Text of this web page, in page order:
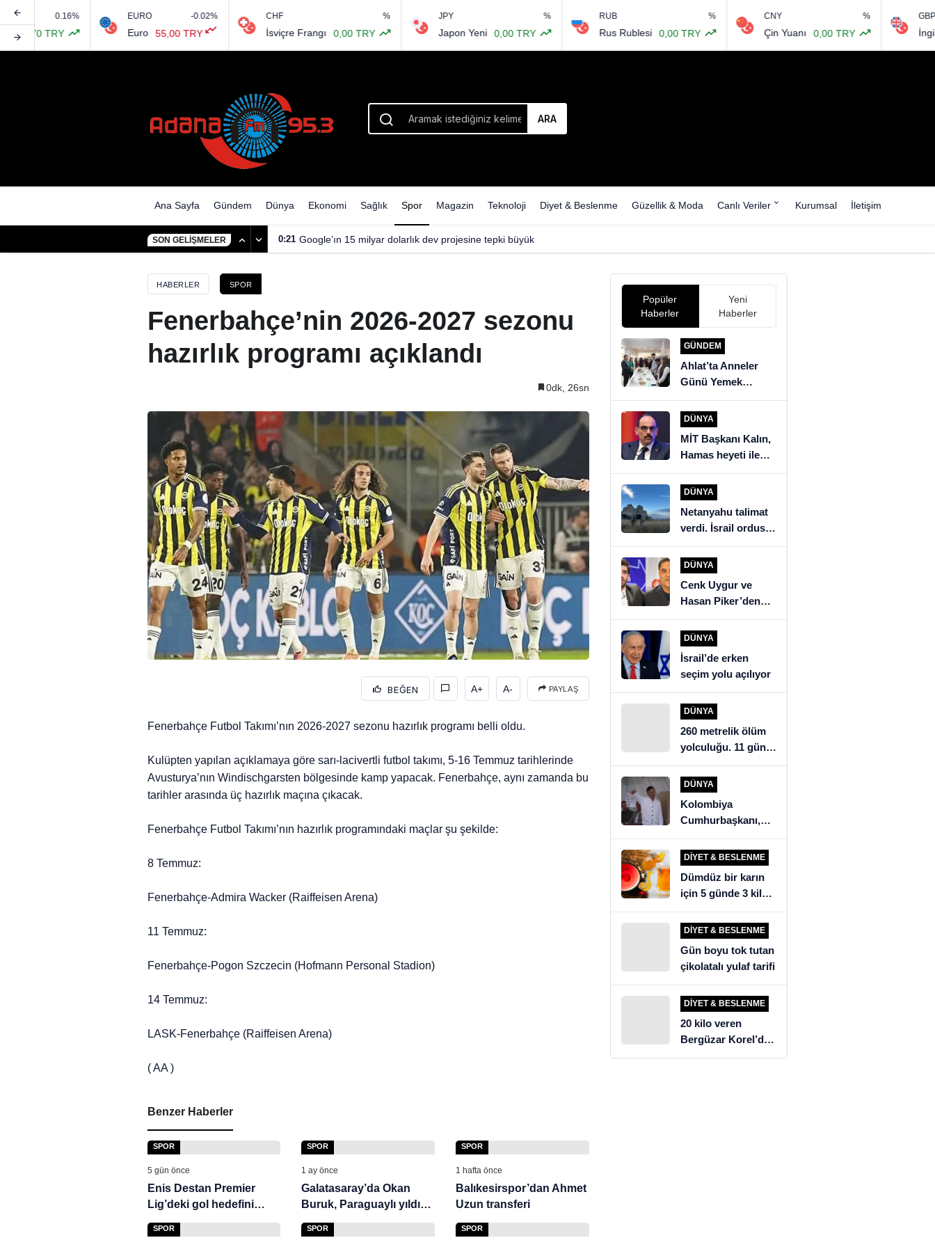
TRY
EURO
Euro 55,00 TRY
CHF
İsviçre Frangı 0,00 TRY Japon Yeni 0,00 TRY Rus Rublesi 0,00 TRY
CNY
Çin Yuanı 0,00 TRY
GBP
İngiliz
ARA
Ana Sayfa Gündem Dünya Ekonomi Sağlık Spor Magazin Teknoloji Diyet & Beslenme Güzellik & Moda Canlı Veriler Kurumsal İletişim
SON GELIŞMELER 0:21 Google’ın 15 milyar dolarlık dev projesine tepki büyük
HABERLER SPOR
Fenerbahçe’nin 2026-2027 sezonu
hazırlık programı açıklandı
0dk, 26sn
BEĞEN A+ A- PAYLAŞ
Fenerbahçe Futbol Takımı’nın 2026-2027 sezonu hazırlık programı belli oldu.
Kulüpten yapılan açıklamaya göre sarı-lacivertli futbol takımı, 5-16 Temmuz tarihlerinde
Avusturya’nın Windischgarsten bölgesinde kamp yapacak. Fenerbahçe, aynı zamanda bu
tarihler arasında üç hazırlık maçına çıkacak.
Fenerbahçe Futbol Takımı’nın hazırlık programındaki maçlar şu şekilde:
8 Temmuz:
Fenerbahçe-Admira Wacker (Raiffeisen Arena)
11 Temmuz:
Fenerbahçe-Pogon Szczecin (Hofmann Personal Stadion)
14 Temmuz:
LASK-Fenerbahçe (Raiffeisen Arena)
( AA )
Fenerbahçe’nin 2026-2027 sezonu hazırlık programı açıklandı
Benzer Haberler
SPOR
5 gün önce
Enis Destan Premier
Lig’deki gol hedefini
açıkladı
SPOR
1 ay önce
Galatasaray’da Okan
Buruk, Paraguaylı yıldıza
hayran kaldı! 10 numara
transfer
SPOR
1 hafta önce
Balıkesirspor’dan Ahmet
Uzun transferi
SPOR SPOR SPOR
Popüler
Haberler
Yeni
Haberler
GÜNDEM
Ahlat’ta Anneler
Günü Yemek
Yarışması
DÜNYA
MİT Başkanı Kalın,
Hamas heyeti ile
görüştü
DÜNYA
Netanyahu talimat
verdi. İsrail ordusu
Beyrut’un güneyine
saldırıyor
DÜNYA
Cenk Uygur ve
Hasan Piker’den
İngiltere
açıklaması: “İsrail’i
eleştirdik, ülkeye
alınmadık”
DÜNYA
İsrail’de erken
seçim yolu açılıyor
DÜNYA
260 metrelik ölüm
yolculuğu. 11 gün
mağarada kalan
köylüler kurtarma
ekiplerini şoke etti
DÜNYA
Kolombiya
Cumhurbaşkanı,
seçim sonuçlarını
tanımadığını ilan
etti
DIYET & BESLENME
Dümdüz bir karın
için 5 günde 3 kilo
verdiren detoks
tarifi!
DIYET & BESLENME
Gün boyu tok tutan
çikolatalı yulaf tarifi
DIYET & BESLENME
20 kilo veren
Bergüzar Korel’den
üzen diyet itirafı!